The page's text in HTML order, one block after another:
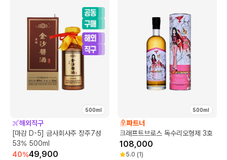
500ml
해외직구
[마감 D-5] 금사회사주 장주7성
53% 500ml
40%49,900
500ml
파트너
크래프트브로스 독수리오형제 3호
108,000
5.0 (1)